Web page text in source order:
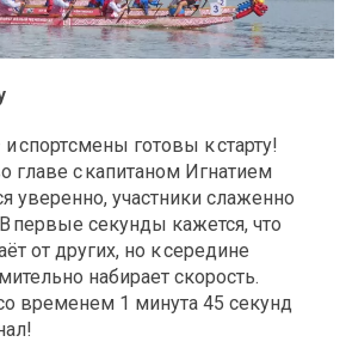
спорт­смены готовы к старту!
главе с капитаном Игнатием
участники слаженно
первые секунды кажется, что
от других, но к середине
набирает скорость.
временем 1 минута 45 секунд